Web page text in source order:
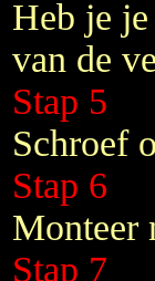
Heb je
van de
Stap 5
Schroef
Stap 6
Monteer
Stap 7